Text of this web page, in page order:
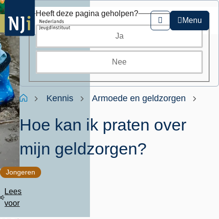
Overslaan
en
naar
de
inhoud
gaan
Zoeken
Menu
Kruimelpad
HomeKennis Armoede en geldzorgen
Hoe kan ik praten over
mijn geldzorgen?
Jongeren
Lees
voor
Heeft deze pagina geholpen?
Ja
Nee